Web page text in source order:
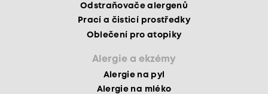
Odstraňovače alergenů
Prací a čisticí prostředky
Oblečení pro atopiky
Alergie a ekzémy
Alergie na pyl
Alergie na mléko